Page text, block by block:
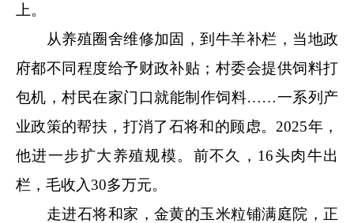
上。
从养殖圈舍维修加固，到牛羊补栏，当地政
府都不同程度给予财政补贴；村委会提供饲料打
包机，村民在家门口就能制作饲料……一系列产
业政策的帮扶，打消了石将和的顾虑。2025年，
他进一步扩大养殖规模。前不久，16头肉牛出
栏，毛收入30多万元。
走进石将和家，金黄的玉米粒铺满庭院，正